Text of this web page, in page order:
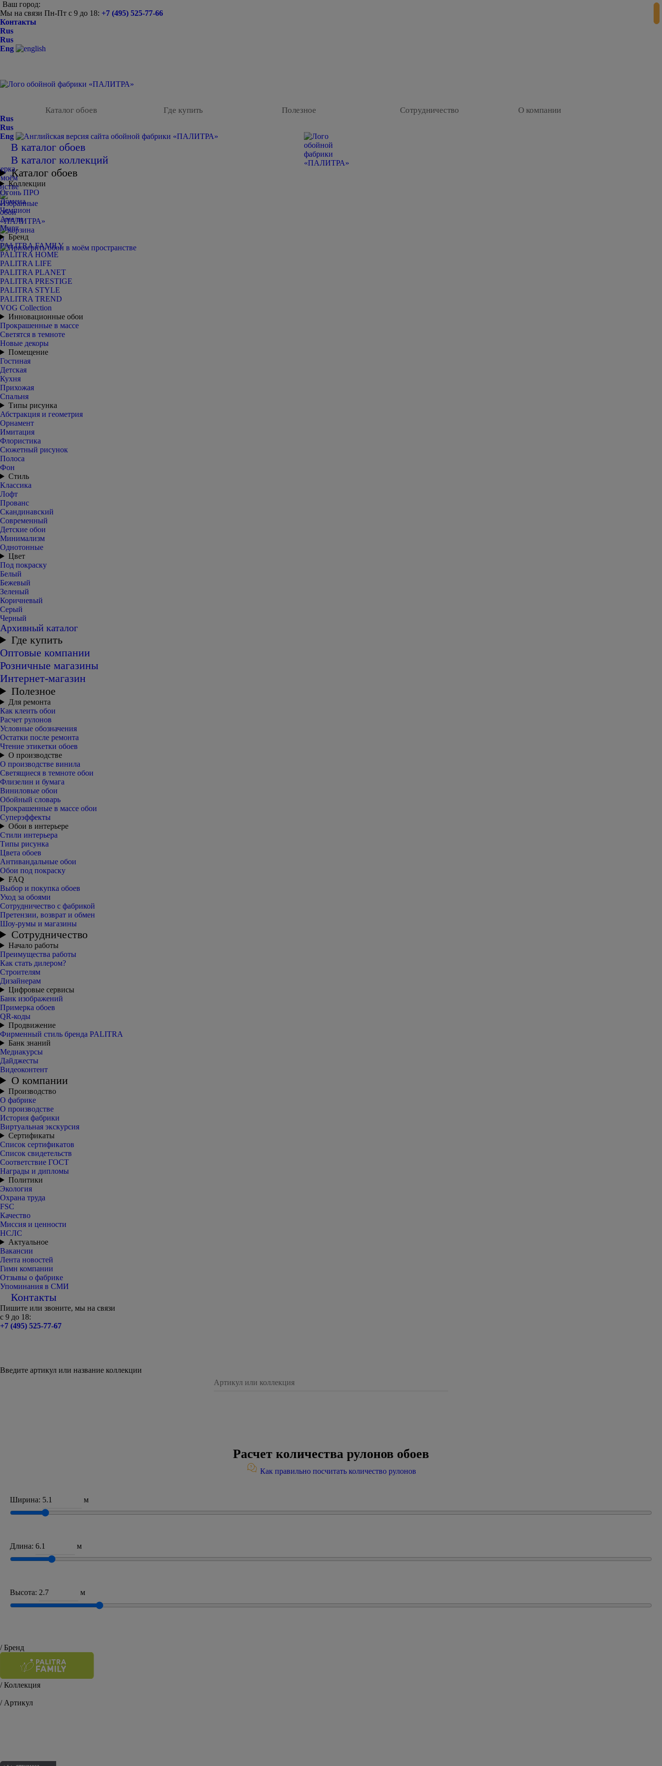
Ваш город:
Мы на связи Пн-Пт с 9 до 18: +7 (495) 525-77-66
Контакты
Rus
Rus
Eng
Каталог обоев Где купить Полезное Сотрудничество О компании
0
Rus
Rus
Eng
В каталог обоев
В каталог коллекций
Каталог обоев
Коллекции
Огонь ПРО
Домена
Чемпион
Амели
Мирт
Бренд
PALITRA FAMILY
PALITRA HOME
PALITRA LIFE
PALITRA PLANET
PALITRA PRESTIGE
PALITRA STYLE
PALITRA TREND
VOG Collection
Инновационные обои
Прокрашенные в массе
Светятся в темноте
Новые декоры
Помещение
Гостиная
Детская
Кухня
Прихожая
Спальня
Типы рисунка
Абстракция и геометрия
Орнамент
Имитация
Флористика
Сюжетный рисунок
Полоса
Фон
Стиль
Классика
Лофт
Прованс
Скандинавский
Современный
Детские обои
Минимализм
Однотонные
Цвет
Под покраску
Белый
Бежевый
Зеленый
Коричневый
Серый
Черный
Архивный каталог
Где купить
Оптовые компании
Розничные магазины
Интернет-магазин
Полезное
Для ремонта
Как клеить обои
Расчет рулонов
Условные обозначения
Остатки после ремонта
Чтение этикетки обоев
О производстве
О производстве винила
Светящиеся в темноте обои
Флизелин и бумага
Виниловые обои
Обойный словарь
Прокрашенные в массе обои
Суперэффекты
Обои в интерьере
Стили интерьера
Типы рисунка
Цвета обоев
Антивандальные обои
Обои под покраску
FAQ
Выбор и покупка обоев
Уход за обоями
Сотрудничество с фабрикой
Претензии, возврат и обмен
Шоу-румы и магазины
Сотрудничество
Начало работы
Преимущества работы
Как стать дилером?
Строителям
Дизайнерам
Цифровые сервисы
Банк изображений
Примерка обоев
QR-коды
Продвижение
Фирменный стиль бренда PALITRA
Банк знаний
Медиакурсы
Дайджесты
Видеоконтент
О компании
Производство
О фабрике
О производстве
История фабрики
Виртуальная экскурсия
Сертификаты
Список сертификатов
Список свидетельств
Соответствие ГОСТ
Награды и дипломы
Политики
Экология
Охрана труда
FSC
Качество
Миссия и ценности
НСЛС
Актуальное
Вакансии
Лента новостей
Гимн компании
Отзывы о фабрике
Упоминания в СМИ
Контакты
Пишите или звоните, мы на связи
с 9 до 18:
+7 (495) 525-77-67
Введите артикул или название коллекции
Расчет количества рулонов обоев
Как правильно посчитать количество рулонов
Ширина: м
Длина: м
Высота: м
/ Бренд
/ Коллекция
/ Артикул